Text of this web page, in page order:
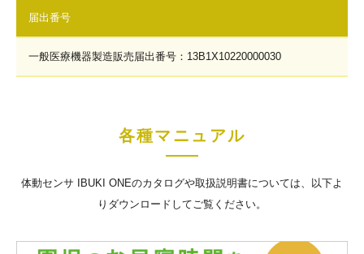
届出番号
一般医療機器製造販売届出番号：13B1X10220000030
各種マニュアル
体動センサ IBUKI ONEのカタログや取扱説明書については、以下よ
りダウンロードしてご覧ください。